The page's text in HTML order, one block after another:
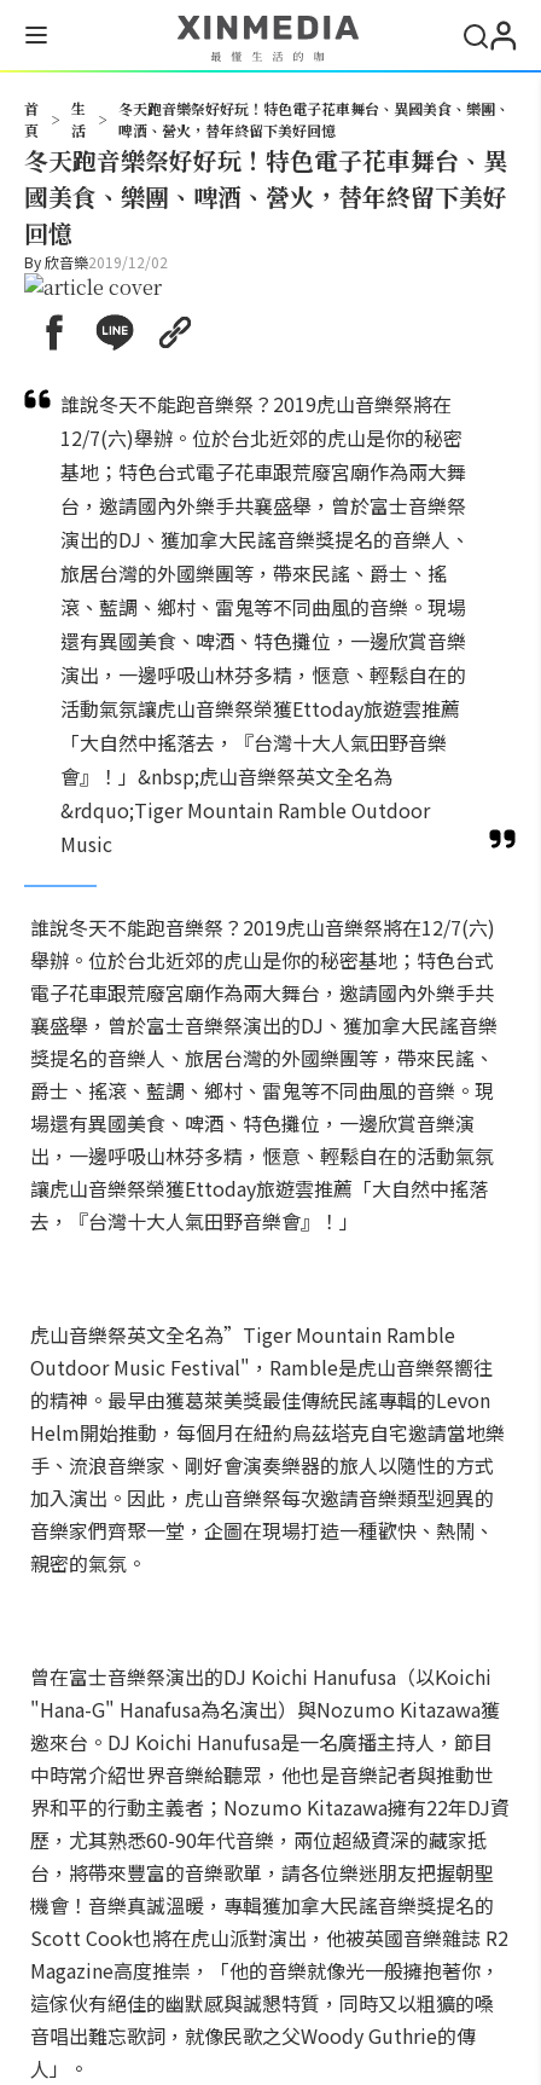
首
頁
>
生
活
>
冬天跑音樂祭好好玩！特色電子花車舞台、異國美食、樂團、
啤酒、營火，替年終留下美好回憶
冬天跑音樂祭好好玩！特色電子花車舞台、異
國美食、樂團、啤酒、營火，替年終留下美好
回憶
By欣音樂2019/12/02
誰說冬天不能跑音樂祭？2019虎山音樂祭將在
12/7(六)舉辦。位於台北近郊的虎山是你的秘密
基地；特色台式電子花車跟荒廢宮廟作為兩大舞
台，邀請國內外樂手共襄盛舉，曾於富士音樂祭
演出的DJ、獲加拿大民謠音樂獎提名的音樂人、
旅居台灣的外國樂團等，帶來民謠、爵士、搖
滾、藍調、鄉村、雷鬼等不同曲風的音樂。現場
還有異國美食、啤酒、特色攤位，一邊欣賞音樂
演出，一邊呼吸山林芬多精，愜意、輕鬆自在的
活動氣氛讓虎山音樂祭榮獲Ettoday旅遊雲推薦
「大自然中搖落去，『台灣十大人氣田野音樂
會』！」&nbsp;虎山音樂祭英文全名為
&rdquo;Tiger Mountain Ramble Outdoor
Music
誰說冬天不能跑音樂祭？2019虎山音樂祭將在12/7(六)
舉辦。位於台北近郊的虎山是你的秘密基地；特色台式
電子花車跟荒廢宮廟作為兩大舞台，邀請國內外樂手共
襄盛舉，曾於富士音樂祭演出的DJ、獲加拿大民謠音樂
獎提名的音樂人、旅居台灣的外國樂團等，帶來民謠、
爵士、搖滾、藍調、鄉村、雷鬼等不同曲風的音樂。現
場還有異國美食、啤酒、特色攤位，一邊欣賞音樂演
出，一邊呼吸山林芬多精，愜意、輕鬆自在的活動氣氛
讓虎山音樂祭榮獲Ettoday旅遊雲推薦「大自然中搖落
去，『台灣十大人氣田野音樂會』！」
虎山音樂祭英文全名為”Tiger Mountain Ramble
Outdoor Music Festival"，Ramble是虎山音樂祭嚮往
的精神。最早由獲葛萊美獎最佳傳統民謠專輯的Levon
Helm開始推動，每個月在紐約烏茲塔克自宅邀請當地樂
手、流浪音樂家、剛好會演奏樂器的旅人以隨性的方式
加入演出。因此，虎山音樂祭每次邀請音樂類型迥異的
音樂家們齊聚一堂，企圖在現場打造一種歡快、熱鬧、
親密的氣氛。
曾在富士音樂祭演出的DJ Koichi Hanufusa（以Koichi
"Hana-G" Hanafusa為名演出）與Nozumo Kitazawa獲
邀來台。DJ Koichi Hanufusa是一名廣播主持人，節目
中時常介紹世界音樂給聽眾，他也是音樂記者與推動世
界和平的行動主義者；Nozumo Kitazawa擁有22年DJ資
歷，尤其熟悉60-90年代音樂，兩位超級資深的藏家抵
台，將帶來豐富的音樂歌單，請各位樂迷朋友把握朝聖
機會！音樂真誠溫暖，專輯獲加拿大民謠音樂獎提名的
Scott Cook也將在虎山派對演出，他被英國音樂雜誌 R2
Magazine高度推崇，「他的音樂就像光一般擁抱著你，
這傢伙有絕佳的幽默感與誠懇特質，同時又以粗獷的嗓
音唱出難忘歌詞，就像民歌之父Woody Guthrie的傳
人」。